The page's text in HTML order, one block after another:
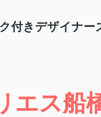
付きデザイナー
エス船